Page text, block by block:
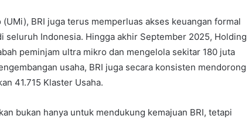
BRI juga terus memperluas akses keuangan formal
seluruh Indonesia. Hingga akhir September 2025, Holding
peminjam ultra mikro dan mengelola sekitar 180 juta
usaha, BRI juga secara konsisten mendorong
41.715 Klaster Usaha.
bukan hanya untuk mendukung kemajuan BRI, tetapi